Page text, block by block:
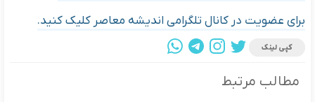
برای عضویت در کانال تلگرامی اندیشه معاصر کلیک کنید.
کپی لینک
مطالب مرتبط